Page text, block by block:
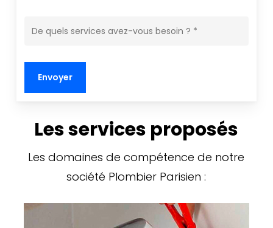
Les services proposés
Les domaines de compétence de notre
société Plombier Parisien :